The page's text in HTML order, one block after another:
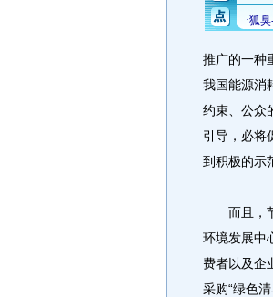
推广的一种
我国能源消
约束、公众
引导，必将
到积极的示
而且，节
环境发展中
费者以及企
采购“绿色